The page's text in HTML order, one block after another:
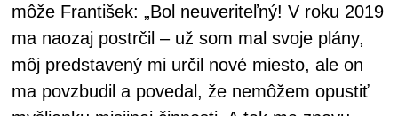
môže František: „Bol neuveriteľný! V roku 2019
ma naozaj postrčil – už som mal svoje plány,
môj predstavený mi určil nové miesto, ale on
ma povzbudil a povedal, že nemôžem opustiť